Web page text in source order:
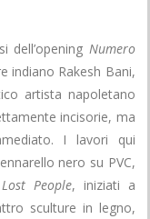
dell’opening Numero
indiano Rakesh Bani,
artista napoletano
incisorie, ma
I lavori qui
nero su PVC,
Lost People, iniziati a
sculture in legno,